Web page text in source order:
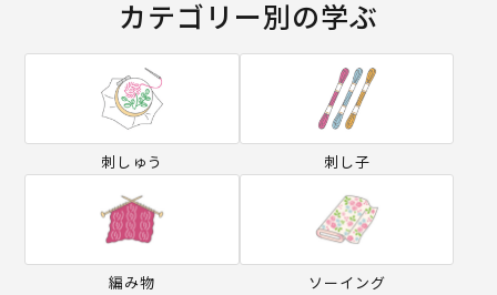
カテゴリー別の学ぶ
刺しゅう 刺し子
編み物 ソーイング